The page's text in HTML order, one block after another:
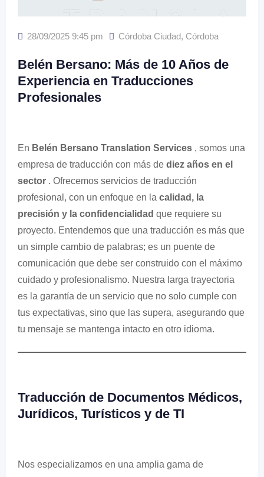
28/09/2025 9:45 pm Córdoba Ciudad, Córdoba
Belén Bersano: Más de 10 Años de
Experiencia en Traducciones
Profesionales
En Belén Bersano Translation Services , somos una
empresa de traducción con más de diez años en el
sector . Ofrecemos servicios de traducción
profesional, con un enfoque en la calidad, la
precisión y la confidencialidad que requiere su
proyecto. Entendemos que una traducción es más que
un simple cambio de palabras; es un puente de
comunicación que debe ser construido con el máximo
cuidado y profesionalismo. Nuestra larga trayectoria
es la garantía de un servicio que no solo cumple con
tus expectativas, sino que las supera, asegurando que
tu mensaje se mantenga intacto en otro idioma.
Traducción de Documentos Médicos,
Jurídicos, Turísticos y de TI
Nos especializamos en una amplia gama de